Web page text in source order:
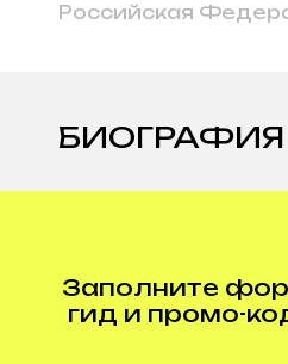
Российская
БИОГРАФИЯ
Заполните
гид и промо-